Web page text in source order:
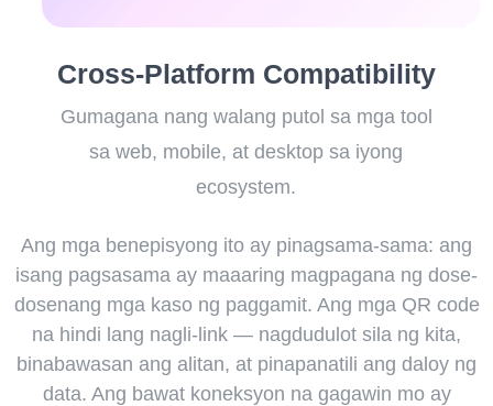
Cross-Platform Compatibility
Gumagana nang walang putol sa mga tool
sa web, mobile, at desktop sa iyong
ecosystem.
Ang mga benepisyong ito ay pinagsama-sama: ang
isang pagsasama ay maaaring magpagana ng dose-
dosenang mga kaso ng paggamit. Ang mga QR code
na hindi lang nagli-link — nagdudulot sila ng kita,
binabawasan ang alitan, at pinapanatili ang daloy ng
data. Ang bawat koneksyon na gagawin mo ay